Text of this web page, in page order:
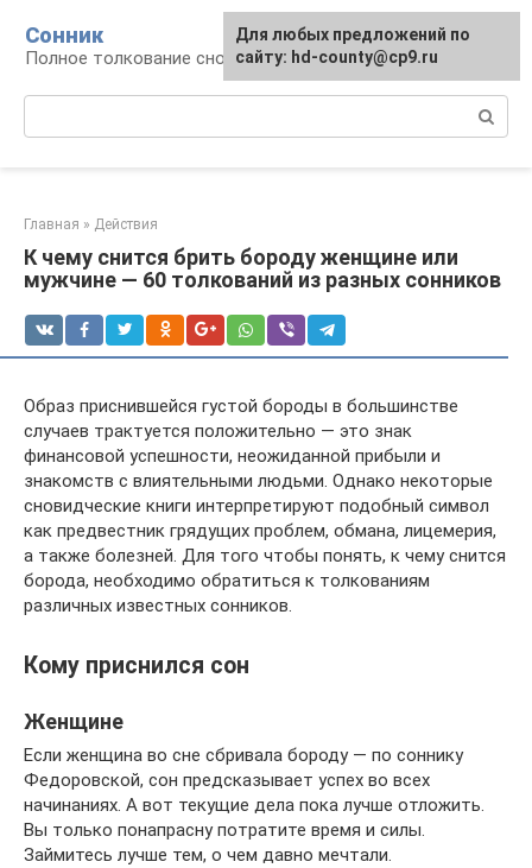
контенту
Сонник
Полное толкование снов
Главная » Действия
К чему снится брить бороду женщине или
мужчине — 60 толкований из разных сонников
Образ приснившейся густой бороды в большинстве
случаев трактуется положительно — это знак
финансовой успешности, неожиданной прибыли и
знакомств с влиятельными людьми. Однако некоторые
сновидческие книги интерпретируют подобный символ
как предвестник грядущих проблем, обмана, лицемерия,
а также болезней. Для того чтобы понять, к чему снится
борода, необходимо обратиться к толкованиям
различных известных сонников.
Кому приснился сон
Женщине
Если женщина во сне сбривала бороду — по соннику
Федоровской, сон предсказывает успех во всех
начинаниях. А вот текущие дела пока лучше отложить.
Вы только понапрасну потратите время и силы.
Займитесь лучше тем, о чем давно мечтали.
Для любых предложений по
сайту: hd-county@cp9.ru